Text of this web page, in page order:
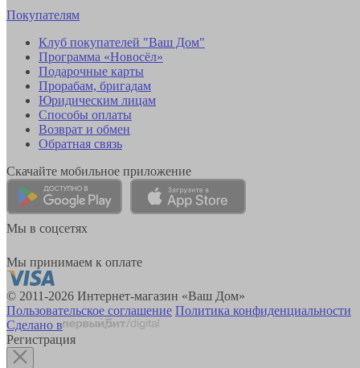
Покупателям
Клуб покупателей "Ваш Дом"
Программа «Новосёл»
Подарочные карты
Прорабам, бригадам
Юридическим лицам
Способы оплаты
Возврат и обмен
Обратная связь
Скачайте мобильное приложение
Мы в соцсетях
Мы принимаем к оплате
© 2011-2026 Интернет-магазин «Ваш Дом»
Пользовательское соглашение Политика конфиденциальности
Сделано в
Регистрация